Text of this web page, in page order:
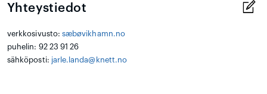
Yhteystiedot
verkkosivusto: sæbøvikhamn.no
puhelin: 92 23 91 26
sähköposti: jarle.landa@knett.no